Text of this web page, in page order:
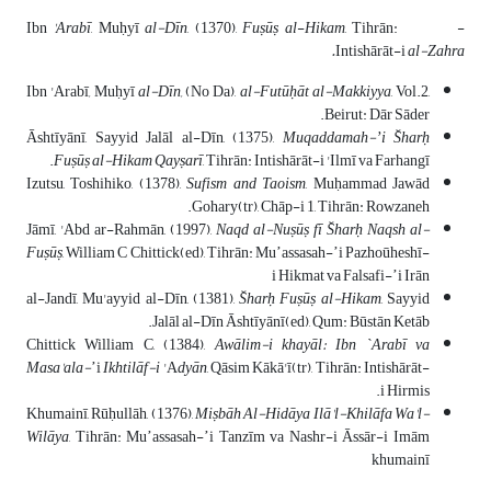
- Ibn
'Arabī, Muḥyī al-Dīn, (1370),Fuṣūṣ al-Hikam, Tihrān:
Intishārāt-ial-Zahra.
Ibn 'Arabī,Muḥyīal-Dīn,(No Da),al-Futūḥāt al-Makkiyya, Vol.2,
Beirut: Dār Sāder.
Āshtīyānī, Sayyid Jalāl al-Dīn, (1375), Muqaddamah-ʼi S̆harḥ
Fuṣūṣ al-Hikam Qayṣarī, Tihrān: Intishārāt-i 'Ilmī va Farhangī.
Izutsu, Toshihiko, (1378),Sufism and Taoism, Muḥammad Jawād
Gohary(tr), Chāp-i 1, Tihrān: Rowzaneh.
Jāmī, 'Abd ar-Rahmān, (1997),Naqd al-Nuṣūṣ fī S̆harḥ Naqsh al-
Fuṣūṣ, William C Chittick(ed), Tihrān: Muʼassasah-ʼi Pazhoūheshī-
i Hikmat va Falsafi-ʼi Irān
al-Jandī, Mu'ayyid al-Dīn, (1381),S̆harḥ Fuṣūṣ al-Hikam, Sayyid
Jalāl al-Dīn Āshtīyānī(ed), Qum: Būstān Ketāb.
Chittick William C, (1384),Awālim-i khayāl: Ibn `Arabī va
Masa'ala-ʼiIkhtilāf-i'Adyān, Qāsim Kākā'ī(tr), Tihrān: Intishārāt-
i Hirmis.
Khumainī, Rūḥullāh, (1376),Miṣbāh Al-Hidāya Ilā'l-Khilāfa Wa'l-
Wilāya, Tihrān: Muʼassasah-ʼi Tanzīm va Nashr-i Āssār-i Imām
khumainī